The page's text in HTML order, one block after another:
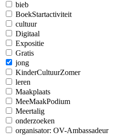
bieb
BoekStartactiviteit
cultuur
Digitaal
Expositie
Gratis
jong
KinderCultuurZomer
leren
Maakplaats
MeeMaakPodium
Meertalig
onderzoeken
organisator: OV-Ambassadeur